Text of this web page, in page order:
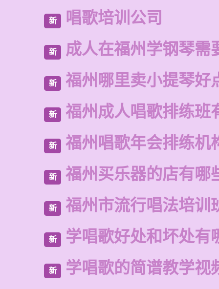
新 唱歌培训公司
新 成人在福州学钢琴需
新 福州哪里卖小提琴好
新 福州成人唱歌排练班
新 福州唱歌年会排练机
新 福州买乐器的店有哪
新 福州市流行唱法培训
新 学唱歌好处和坏处有
新 学唱歌的简谱教学视